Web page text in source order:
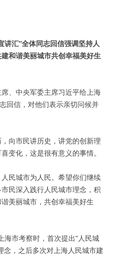
讲汇”全体同志回信强调坚持人
和谐美丽城市共创幸福美好生
、中央军委主席习近平给上海
回信，对他们表示亲切问候并
向市民讲历史，讲党的创新理
变化，这是很有意义的事情。
民城市为人民。希望你们继续
民深入践行人民城市理念，积
美丽城市，共创幸福美好生
市考察时，首次提出“人民城
念，之后多次对上海人民城市建